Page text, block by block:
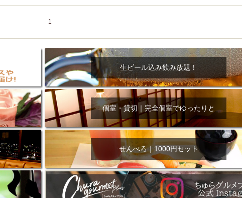
忘年会コース レモンサワー 観光客に人気 大部屋30名
カウンター
4000円台コース
デリバリー 寿司 クリスマス 和食
クーポン
旭橋駅周辺 沖縄料理 スイーツ
結納・顔会わせ
民謡・生演奏 気軽に一杯
店内全面禁煙
モルツ 貝づくし 燻製料理
美栄橋駅周辺
おもろまち駅周辺 オープンテラス マトン・ラム肉
洋食
ージ無し 牡蠣 夜景・景色◎ 夜12時以降入店可
サプライズ
ット同伴 ビアガーデン 天ぷら
時間無制飲み放題
串揚げ バレンタイン 立ち飲み 5000円以上コース 地中海料理
鍋
ジョ アサヒ 割烹 女性専用トイレあり
入店１時間が安い
ホルモン(もつ) 炭火焼 ペイディ（給料日）
野菜巻き串
ール 食べ放題 動物カフェ＆バー 屋富祖地区
ジンギスカン
1
生ビール込み飲み放題！
個室・貸切｜完全個室でゆったりと
せんべろ｜1000円セット